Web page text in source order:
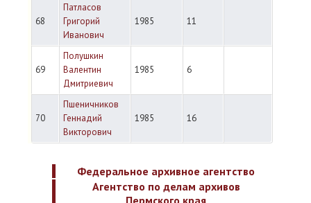
68
Патласов
Григорий
Иванович
1985 11
69
Полушкин
Валентин
Дмитриевич
1985 6
70
Пшеничников
Геннадий
Викторович
1985 16
Федеральное архивное агентство
Агентство по делам архивов
Пермского края